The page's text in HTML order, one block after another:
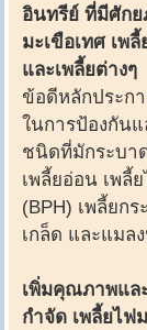
อินทรีย์ ที่มีศักย
มะเขือเทศ เพ
และเพลี้ยต่างๆ
ข้อดีหลักประก
ในการป้องกัน
ชนิดที่มักระบา
เพลี้ยอ่อน เพลี้
(BPH) เพลี้ยก
เกล็ด และแมล
เพิ่มคุณภาพแล
กำจัด เพลี้ยไฟ